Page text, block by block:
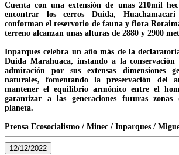
Cuenta con una extensión de unas 210mil
encontrar los cerros Duida,
conforman el reservorio de fauna y flora
terreno alcanzan unas alturas de 2880 y 2900
Inparques celebra un año más de la
Duida Marahuaca, instando a la conservación
admiración por sus extensas dimensiones
naturales, fomentando la preservación del
mantener el equilibrio armónico entre el
garantizar a las generaciones futuras
planeta.
Prensa Ecosocialismo / Minec / Inparques /
12/12/2022